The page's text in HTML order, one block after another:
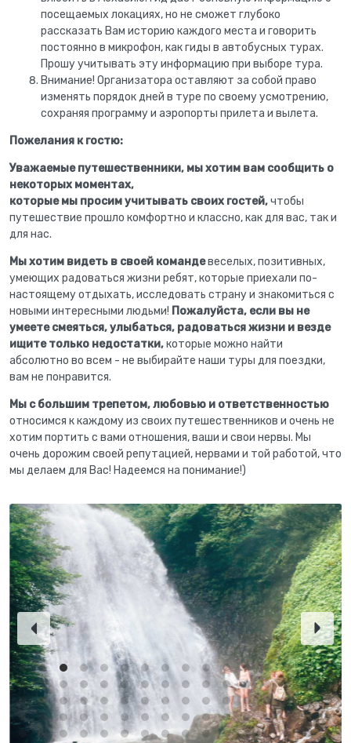
посещаемых локациях, но не сможет глубоко
рассказать Вам историю каждого места и говорить
постоянно в микрофон, как гиды в автобусных турах.
Прошу учитывать эту информацию при выборе тура.
Внимание! Организатора оставляют за собой право
изменять порядок дней в туре по своему усмотрению,
сохраняя программу и аэропорты прилета и вылета.
Пожелания к гостю:
Уважаемые путешественники, мы хотим вам сообщить о
некоторых моментах,
которые мы просим учитывать своих гостей,чтобы
путешествие прошло комфортно и классно, как для вас, так и
для нас.
Мы хотим видеть в своей командевеселых, позитивных,
умеющих радоваться жизни ребят, которые приехали по-
настоящему отдыхать, исследовать страну и знакомиться с
новыми интересными людьми! Пожалуйста, если вы не
умеете смеяться, улыбаться, радоваться жизни и везде
ищите только недостатки,которые можно найти
абсолютно во всем - не выбирайте наши туры для поездки,
вам не понравится.
Мы с большим трепетом, любовью и ответственностью
относимся к каждому из своих путешественников и очень не
хотим портить с вами отношения, ваши и свои нервы. Мы
очень дорожим своей репутацией, нервами и той работой, что
мы делаем для Вас! Надеемся на понимание!)